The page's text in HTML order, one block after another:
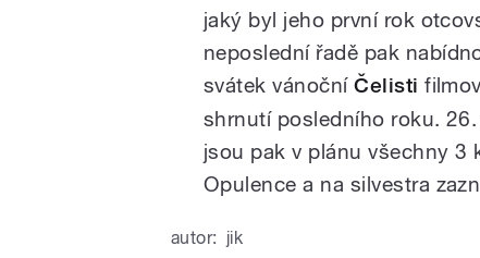
jaký byl jeho první rok
neposlední řadě pak
svátek vánočníČelisti
shrnutí posledního roku.
jsou pak v plánu všechny 3
Opulence a na silvestra
autor: jik